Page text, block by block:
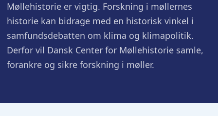
Møllehistorie er vigtig. Forskning i møllernes
historie kan bidrage med en historisk vinkel i
samfundsdebatten om klima og klimapolitik.
Derfor vil Dansk Center for Møllehistorie samle,
forankre og sikre forskning i møller.